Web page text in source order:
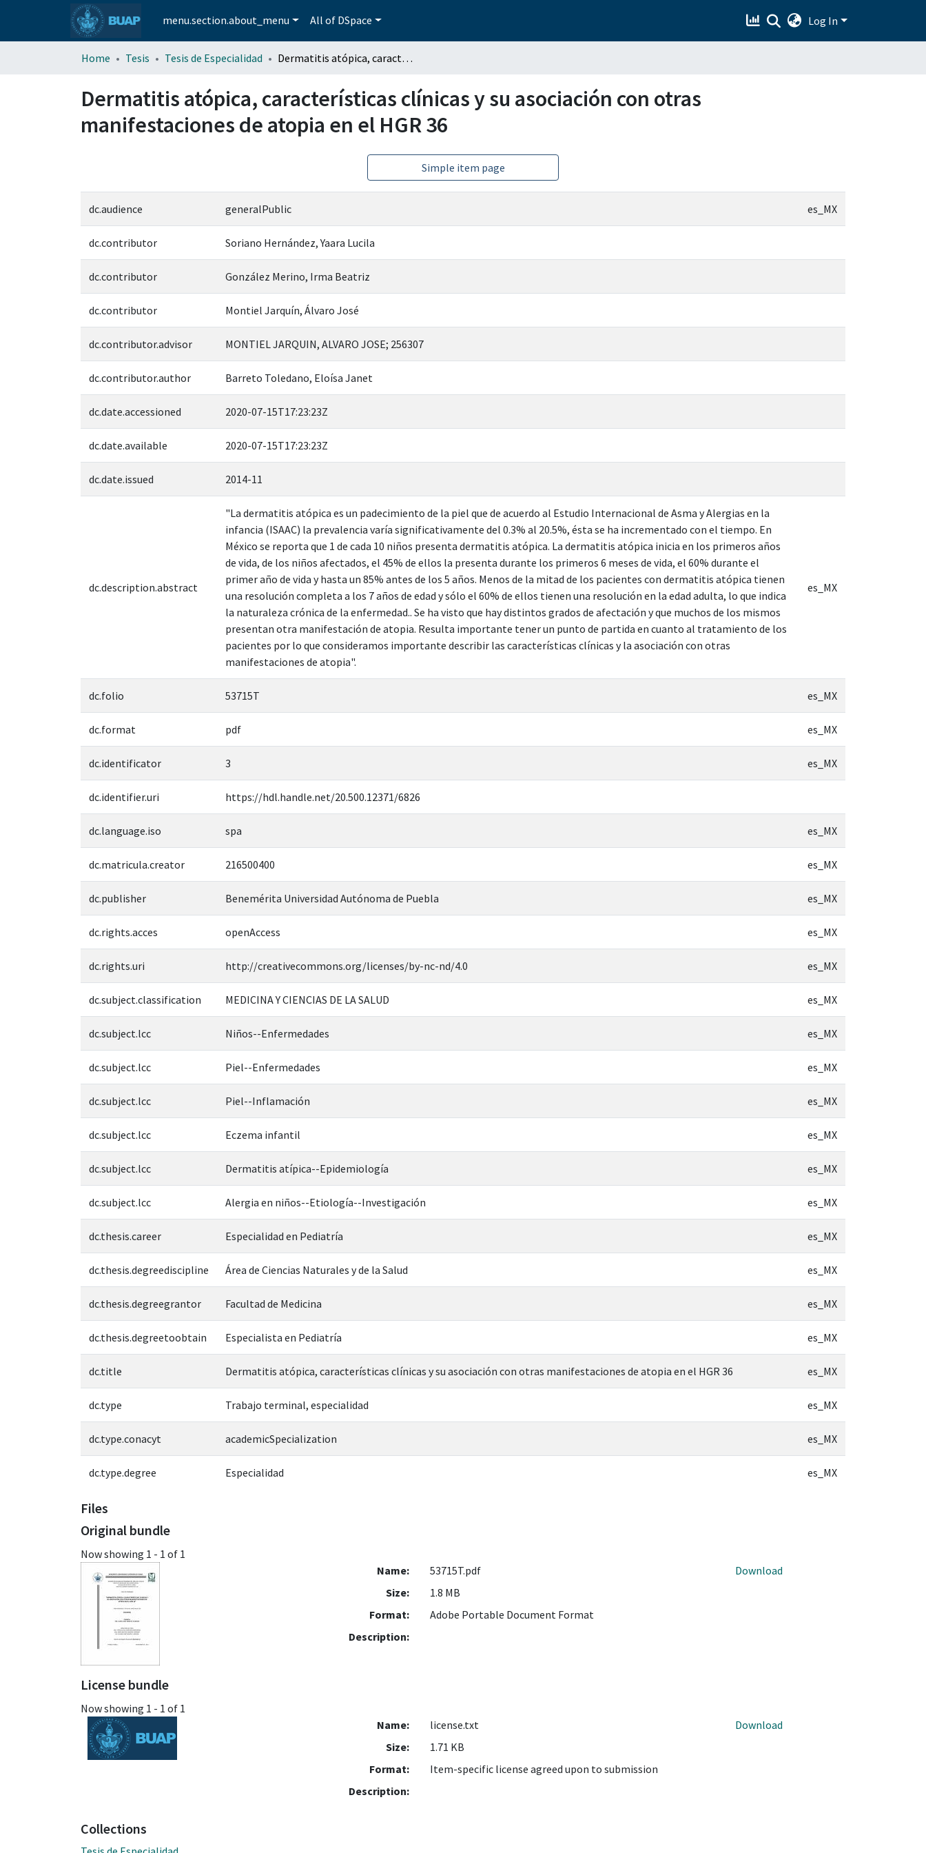
menu.section.about_menu All of DSpace Log In
Home Tesis Tesis de Especialidad Dermatitis atópica, características clínicas y su asociación con otras manifestaciones de atopia en el HGR 36
Dermatitis atópica, características clínicas y su asociación con otras
manifestaciones de atopia en el HGR 36
Simple item page
dc.audience generalPublic es_MX
dc.contributor Soriano Hernández, Yaara Lucila
dc.contributor González Merino, Irma Beatriz
dc.contributor Montiel Jarquín, Álvaro José
dc.contributor.advisor MONTIEL JARQUIN, ALVARO JOSE; 256307
dc.contributor.author Barreto Toledano, Eloísa Janet
dc.date.accessioned 2020-07-15T17:23:23Z
dc.date.available 2020-07-15T17:23:23Z
dc.date.issued 2014-11
dc.description.abstract
"La dermatitis atópica es un padecimiento de la piel que de acuerdo al Estudio Internacional de Asma y Alergias en la
infancia (ISAAC) la prevalencia varía significativamente del 0.3% al 20.5%, ésta se ha incrementado con el tiempo. En
México se reporta que 1 de cada 10 niños presenta dermatitis atópica. La dermatitis atópica inicia en los primeros años
de vida, de los niños afectados, el 45% de ellos la presenta durante los primeros 6 meses de vida, el 60% durante el
primer año de vida y hasta un 85% antes de los 5 años. Menos de la mitad de los pacientes con dermatitis atópica tienen
una resolución completa a los 7 años de edad y sólo el 60% de ellos tienen una resolución en la edad adulta, lo que indica
la naturaleza crónica de la enfermedad.. Se ha visto que hay distintos grados de afectación y que muchos de los mismos
presentan otra manifestación de atopia. Resulta importante tener un punto de partida en cuanto al tratamiento de los
pacientes por lo que consideramos importante describir las características clínicas y la asociación con otras
manifestaciones de atopia".
es_MX
dc.folio 53715T es_MX
dc.format pdf es_MX
dc.identificator 3 es_MX
dc.identifier.uri https://hdl.handle.net/20.500.12371/6826
dc.language.iso spa es_MX
dc.matricula.creator 216500400 es_MX
dc.publisher Benemérita Universidad Autónoma de Puebla es_MX
dc.rights.acces openAccess es_MX
dc.rights.uri http://creativecommons.org/licenses/by-nc-nd/4.0 es_MX
dc.subject.classification MEDICINA Y CIENCIAS DE LA SALUD es_MX
dc.subject.lcc Niños--Enfermedades es_MX
dc.subject.lcc Piel--Enfermedades es_MX
dc.subject.lcc Piel--Inflamación es_MX
dc.subject.lcc Eczema infantil es_MX
dc.subject.lcc Dermatitis atípica--Epidemiología es_MX
dc.subject.lcc Alergia en niños--Etiología--Investigación es_MX
dc.thesis.career Especialidad en Pediatría es_MX
dc.thesis.degreediscipline Área de Ciencias Naturales y de la Salud es_MX
dc.thesis.degreegrantor Facultad de Medicina es_MX
dc.thesis.degreetoobtain Especialista en Pediatría es_MX
dc.title Dermatitis atópica, características clínicas y su asociación con otras manifestaciones de atopia en el HGR 36 es_MX
dc.type Trabajo terminal, especialidad es_MX
dc.type.conacyt academicSpecialization es_MX
dc.type.degree Especialidad es_MX
Files
Original bundle
Now showing 1 - 1 of 1
Name:
53715T.pdf
Size:
1.8 MB
Format:
Adobe Portable Document Format
Description:
Download
License bundle
Now showing 1 - 1 of 1
Name:
license.txt
Size:
1.71 KB
Format:
Item-specific license agreed upon to submission
Description:
Download
Collections